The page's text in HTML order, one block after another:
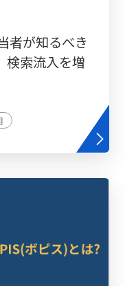
者が知るべき
検索流入を増